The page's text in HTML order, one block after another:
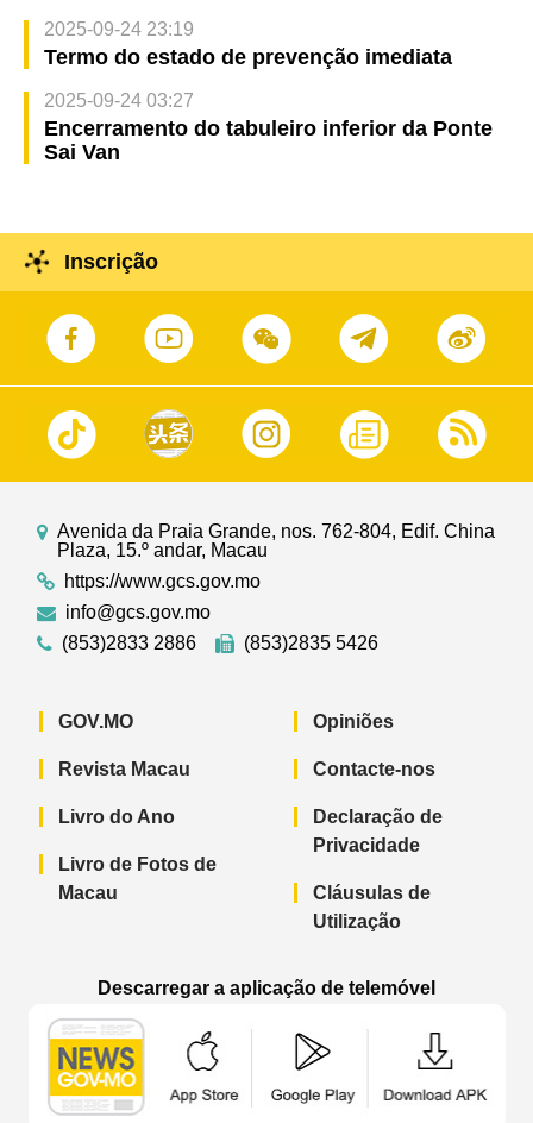
2025-09-24 23:19
Termo do estado de prevenção imediata
2025-09-24 03:27
Encerramento do tabuleiro inferior da Ponte
Sai Van
Inscrição
Avenida da Praia Grande, nos. 762-804, Edif. China
Plaza, 15.º andar, Macau
https://www.gcs.gov.mo
info@gcs.gov.mo
(853)2833 2886
(853)2835 5426
GOV.MO
Revista Macau
Livro do Ano
Livro de Fotos de
Macau
Opiniões
Contacte-nos
Declaração de
Privacidade
Cláusulas de
Utilização
Descarregar a aplicação de telemóvel